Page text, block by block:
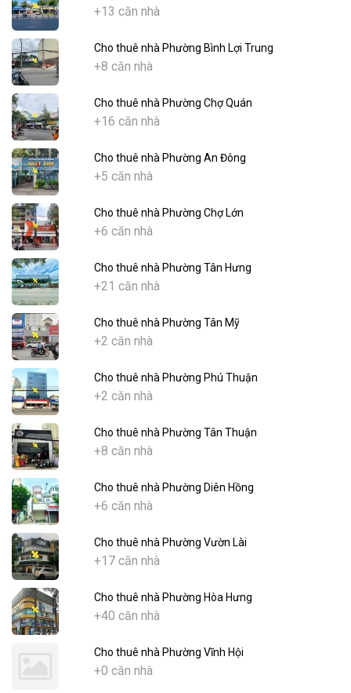
+13 căn nhà
Cho thuê nhà Phường Bình Lợi Trung
+8 căn nhà
Cho thuê nhà Phường Chợ Quán
+16 căn nhà
Cho thuê nhà Phường An Đông
+5 căn nhà
Cho thuê nhà Phường Chợ Lớn
+6 căn nhà
Cho thuê nhà Phường Tân Hưng
+21 căn nhà
Cho thuê nhà Phường Tân Mỹ
+2 căn nhà
Cho thuê nhà Phường Phú Thuận
+2 căn nhà
Cho thuê nhà Phường Tân Thuận
+8 căn nhà
Cho thuê nhà Phường Diên Hồng
+6 căn nhà
Cho thuê nhà Phường Vườn Lài
+17 căn nhà
Cho thuê nhà Phường Hòa Hưng
+40 căn nhà
Cho thuê nhà Phường Vĩnh Hội
+0 căn nhà